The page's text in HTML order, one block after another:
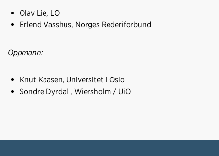
Olav Lie, LO
Erlend Vasshus, Norges Rederiforbund
Oppmann:
Knut Kaasen, Universitet i Oslo
Sondre Dyrdal , Wiersholm / UiO